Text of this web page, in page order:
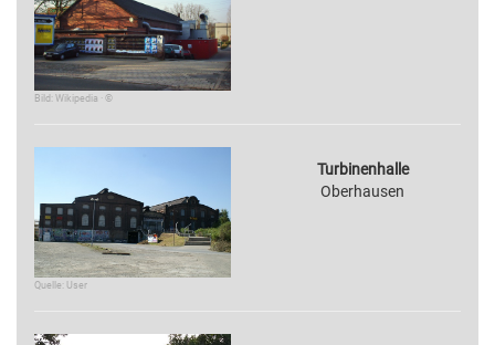
Bild: Wikipedia · ©
Quelle: User
Turbinenhalle
Oberhausen